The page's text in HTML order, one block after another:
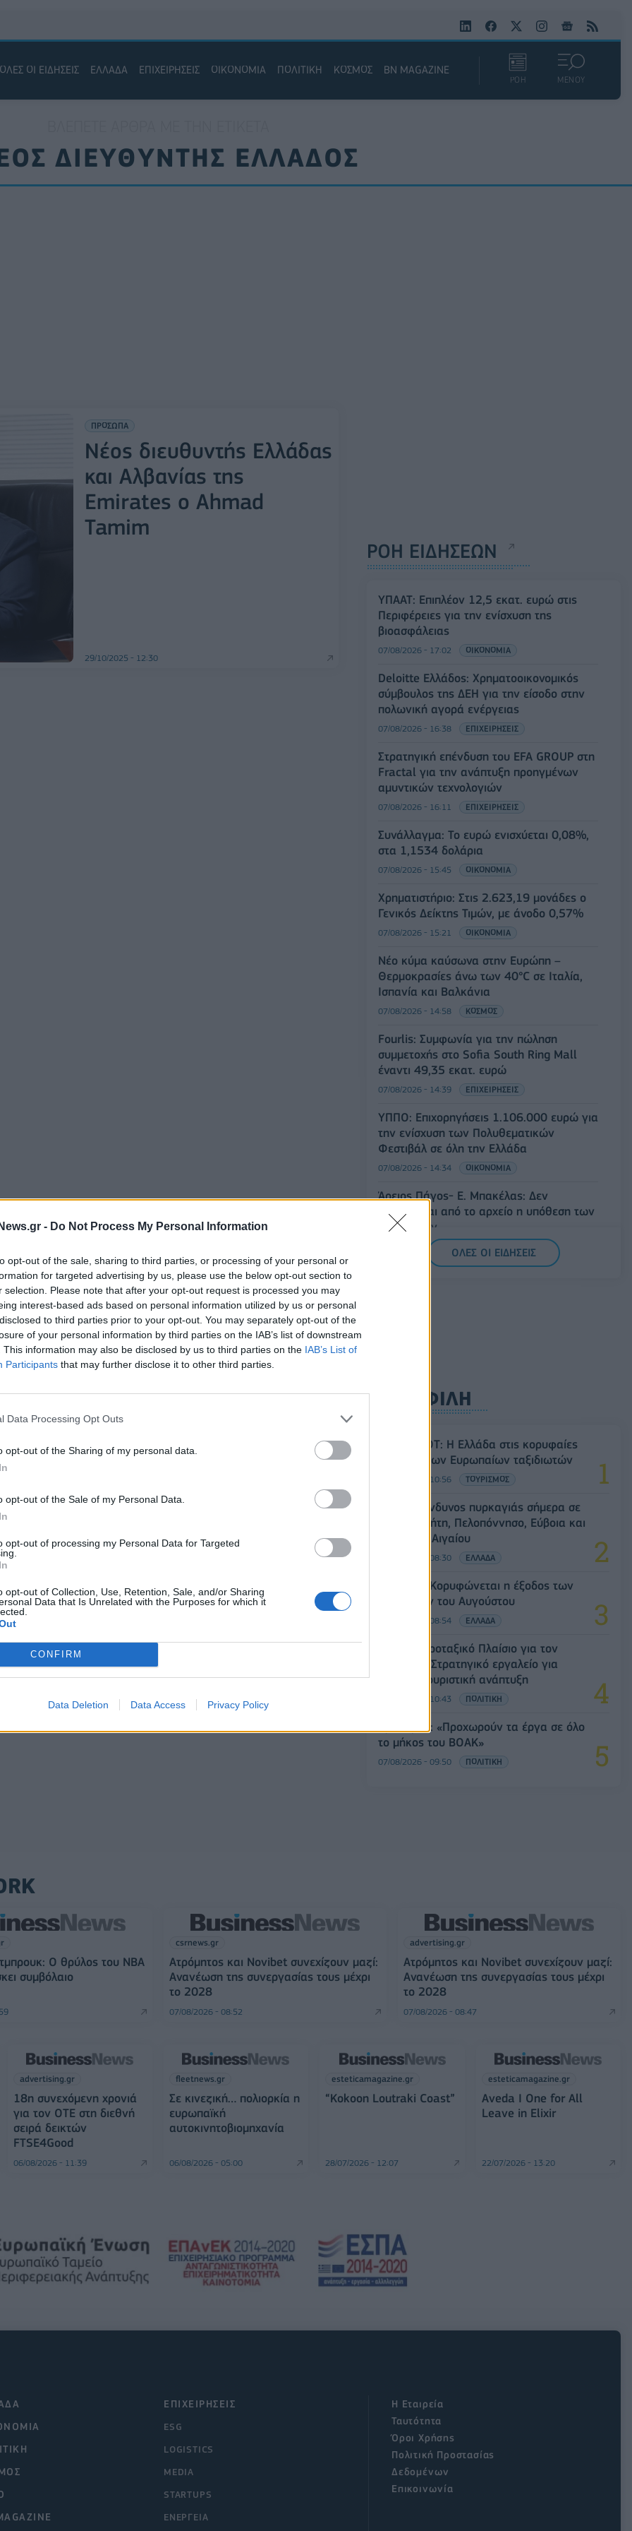
- Do Not Process My Personal Information
opt-out of the sale, sharing to third parties, or processing of your personal or
for targeted advertising by us, please use the below opt-out section to
selection. Please note that after your opt-out request is processed you may
interest-based ads based on personal information utilized by us or personal
to third parties prior to your opt-out. You may separately opt-out of the
of your personal information by third parties on the IAB’s list of downstream
This information may also be disclosed by us to third parties on the IAB’s List of
Participants that may further disclose it to other third parties.
Data Processing Opt Outs
opt-out of the Sharing of my personal data.
opt-out of the Sale of my Personal Data.
opt-out of processing my Personal Data for Targeted
opt-out of Collection, Use, Retention, Sale, and/or Sharing
Data that Is Unrelated with the Purposes for which it
CONFIRM
Data Deletion Data Access Privacy Policy
ΟΛΕΣ ΟΙ ΕΙΔΗΣΕΙΣ ΕΛΛΑΔΑ ΕΠΙΧΕΙΡΗΣΕΙΣ ΟΙΚΟΝΟΜΙΑ ΠΟΛΙΤΙΚΗ ΚΟΣΜΟΣ BN MAGAZINE
ΡΟΗ ΜΕΝΟΥ
ΔΙΕΥΘΥΝΤΗΣ ΕΛΛΑΔΟΣ
ΠΡΟΣΩΠΑ
Νέος διευθυντής Ελλάδας
και Αλβανίας της
Emirates ο Ahmad
Tamim
29/10/2025 - 12:30
ΡΟΗ ΕΙΔΗΣΕΩΝ
ΥΠΑΑΤ: Επιπλέον 12,5 εκατ. ευρώ στις
Περιφέρειες για την ενίσχυση της
βιοασφάλειας
07/08/2026 - 17:02 ΟΙΚΟΝΟΜΙΑ
Deloitte Ελλάδος: Χρηματοοικονομικός
σύμβουλος της ΔΕΗ για την είσοδο στην
πολωνική αγορά ενέργειας
07/08/2026 - 16:38 ΕΠΙΧΕΙΡΗΣΕΙΣ
Στρατηγική επένδυση του EFA GROUP στη
Fractal για την ανάπτυξη προηγμένων
αμυντικών τεχνολογιών
07/08/2026 - 16:11 ΕΠΙΧΕΙΡΗΣΕΙΣ
Συνάλλαγμα: Το ευρώ ενισχύεται 0,08%,
στα 1,1534 δολάρια
07/08/2026 - 15:45 ΟΙΚΟΝΟΜΙΑ
Χρηματιστήριο: Στις 2.623,19 μονάδες ο
Γενικός Δείκτης Τιμών, με άνοδο 0,57%
07/08/2026 - 15:21 ΟΙΚΟΝΟΜΙΑ
Νέο κύμα καύσωνα στην Ευρώπη –
Θερμοκρασίες άνω των 40°C σε Ιταλία,
Ισπανία και Βαλκάνια
07/08/2026 - 14:58 ΚΟΣΜΟΣ
Fourlis: Συμφωνία για την πώληση
συμμετοχής στο Sofia South Ring Mall
έναντι 49,35 εκατ. ευρώ
07/08/2026 - 14:39 ΕΠΙΧΕΙΡΗΣΕΙΣ
ΥΠΠΟ: Επιχορηγήσεις 1.106.000 ευρώ για
την ενίσχυση των Πολυθεματικών
Φεστιβάλ σε όλη την Ελλάδα
07/08/2026 - 14:34 ΟΙΚΟΝΟΜΙΑ
Άρειος Πάγος- Ε. Μπακέλας: Δεν
ανασύρεται από το αρχείο η υπόθεση των
υποκλοπών
07/08/2026 - 14:11 ΕΛΛΑΔΑ
ΟΛΕΣ ΟΙ ΕΙΔΗΣΕΙΣ
ΔΗΜΟΦΙΛΗ
Έρευνα ΕΟΤ: Η Ελλάδα στις κορυφαίες
επιλογές των Ευρωπαίων ταξιδιωτών
07/08/2026 - 10:56 ΤΟΥΡΙΣΜΟΣ
Υψηλός κίνδυνος πυρκαγιάς σήμερα σε
Αττική, Κρήτη, Πελοπόννησο, Εύβοια και
νησιά του Αιγαίου
07/08/2026 - 08:30 ΕΛΛΑΔΑ
Πειραιάς: Κορυφώνεται η έξοδος των
αδειούχων του Αυγούστου
07/08/2026 - 08:54 ΕΛΛΑΔΑ
Ειδικό Χωροταξικό Πλαίσιο για τον
Τουρισμό: Στρατηγικό εργαλείο για
βιώσιμη τουριστική ανάπτυξη
07/08/2026 - 10:43 ΠΟΛΙΤΙΚΗ
Χρ. Δήμας: «Προχωρούν τα έργα σε όλο
το μήκος του ΒΟΑΚ»
07/08/2026 - 09:50 ΠΟΛΙΤΙΚΗ
Ο θρύλος του NBA
συμβόλαιο
csrnews.gr
Ατρόμητος και Novibet συνεχίζουν μαζί:
Ανανέωση της συνεργασίας τους μέχρι
το 2028
07/08/2026 - 08:52
advertising.gr
Ατρόμητος και Novibet συνεχίζουν μαζί:
Ανανέωση της συνεργασίας τους μέχρι
το 2028
07/08/2026 - 08:47
advertising.gr
18η συνεχόμενη χρονιά
για τον ΟΤΕ στη διεθνή
σειρά δεικτών
FTSE4Good
06/08/2026 - 11:39
fleetnews.gr
Σε κινεζική… πολιορκία η
ευρωπαϊκή
αυτοκινητοβιομηχανία
06/08/2026 - 05:00
esteticamagazine.gr
“Kokoon Loutraki Coast”
28/07/2026 - 12:07
esteticamagazine.gr
Aveda I One for All
Leave in Elixir
22/07/2026 - 13:20
ΕΠΙΧΕΙΡΗΣΕΙΣ
ESG
LOGISTICS
MEDIA
STARTUPS
ΕΝΕΡΓΕΙΑ
Η Εταιρεία
Ταυτότητα
Όροι Χρήσης
Πολιτική Προστασίας
Δεδομένων
Επικοινωνία